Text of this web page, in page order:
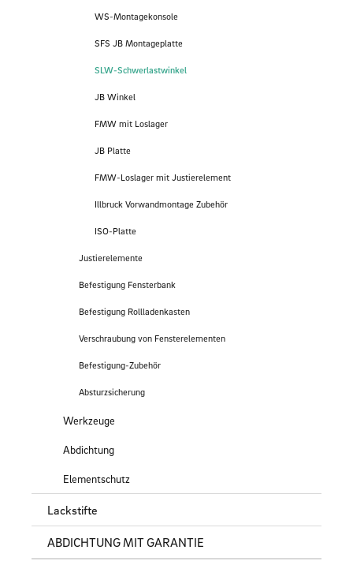
WS-Montagekonsole
SFS JB Montageplatte
SLW-Schwerlastwinkel
JB Winkel
FMW mit Loslager
JB Platte
FMW-Loslager mit Justierelement
Illbruck Vorwandmontage Zubehör
ISO-Platte
Justierelemente
Befestigung Fensterbank
Befestigung Rollladenkasten
Verschraubung von Fensterelementen
Befestigung-Zubehör
Absturzsicherung
Werkzeuge
Abdichtung
Elementschutz
Lackstifte
ABDICHTUNG MIT GARANTIE